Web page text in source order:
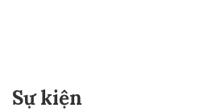
Sự kiện